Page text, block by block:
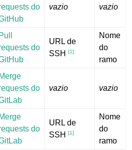
do
vazio vazio
Pull
do
URL de
SSH[1]
Nome
do
ramo
Merge
do
vazio vazio
Merge
do
URL de
SSH[1]
Nome
do
ramo